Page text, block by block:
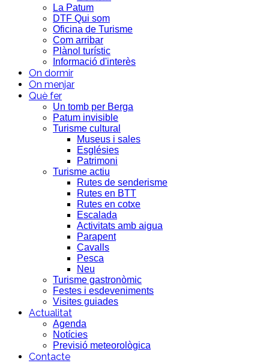
La Patum
DTF Qui som
Oficina de Turisme
Com arribar
Plànol turístic
Informació d'interès
On dormir
On menjar
Què fer
Un tomb per Berga
Patum invisible
Turisme cultural
Museus i sales
Esglésies
Patrimoni
Turisme actiu
Rutes de senderisme
Rutes en BTT
Rutes en cotxe
Escalada
Activitats amb aigua
Parapent
Cavalls
Pesca
Neu
Turisme gastronòmic
Festes i esdeveniments
Visites guiades
Actualitat
Agenda
Notícies
Previsió meteorològica
Contacte